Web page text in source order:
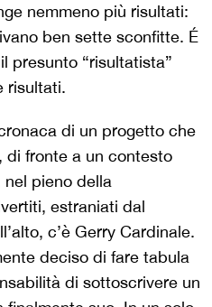
nemmeno più risultati:
ben sette sconfitte. É
presunto “risultatista”
risultati.
di un progetto che
fronte a un contesto
pieno della
estraniati dal
c’è Gerry Cardinale.
deciso di fare tabula
di sottoscrivere un